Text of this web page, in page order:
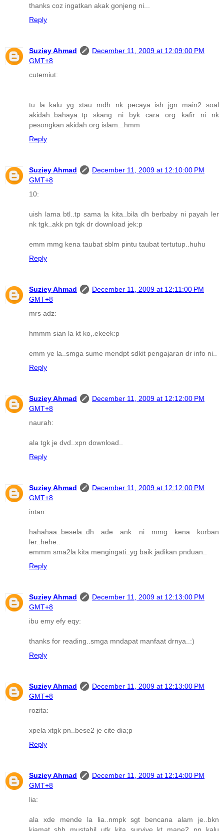
thanks coz ingatkan akak gonjeng ni...
Reply
Suziey Ahmad
December 11, 2009 at 12:09:00 PM
GMT+8
cutemiut:
tu la..kalu yg xtau mdh nk pecaya..ish jgn main2 soal
akidah..bahaya..tp skang ni byk cara org kafir ni nk
pesongkan akidah org islam...hmm
Reply
Suziey Ahmad
December 11, 2009 at 12:10:00 PM
GMT+8
10:
uish lama btl..tp sama la kita..bila dh berbaby ni payah ler
nk tgk..akk pn tgk dr download jek:p
emm mmg kena taubat sblm pintu taubat tertutup..huhu
Reply
Suziey Ahmad
December 11, 2009 at 12:11:00 PM
GMT+8
mrs adz:
hmmm sian la kt ko,.ekeek:p
emm ye la..smga sume mendpt sdkit pengajaran dr info ni..
Reply
Suziey Ahmad
December 11, 2009 at 12:12:00 PM
GMT+8
naurah:
ala tgk je dvd..xpn download..
Reply
Suziey Ahmad
December 11, 2009 at 12:12:00 PM
GMT+8
intan:
hahahaa..besela..dh ade ank ni mmg kena korban
ler..hehe..
emmm sma2la kita mengingati..yg baik jadikan pnduan..
Reply
Suziey Ahmad
December 11, 2009 at 12:13:00 PM
GMT+8
ibu emy efy eqy:
thanks for reading..smga mndapat manfaat drnya..:)
Reply
Suziey Ahmad
December 11, 2009 at 12:13:00 PM
GMT+8
rozita:
xpela xtgk pn..bese2 je cite dia;p
Reply
Suziey Ahmad
December 11, 2009 at 12:14:00 PM
GMT+8
lia:
ala xde mende la lia..nmpk sgt bencana alam je..bkn